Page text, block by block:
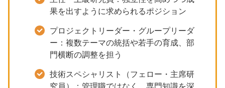
果を出すように求められるポジション
プロジェクトリーダー・グループリーダ
ー：複数テーマの統括や若手の育成、部
門横断の調整を担う
技術スペシャリスト（フェロー・主席研
究員）：管理職ではなく、専門知識を深